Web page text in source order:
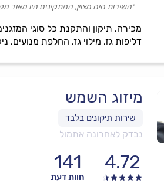
דליפות גז, מילוי גז, החלפת מנועים,
״השירות היה מצוין, המתקינים היו מאוד
מיזוג השמש
נבדק לאחרונה אתמול
4.72
141
חוות דעת